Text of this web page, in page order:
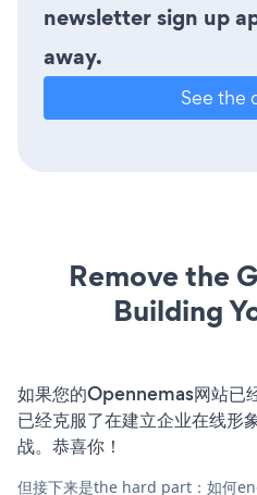
newsletter sign up
away.
See the
Remove the
Building
如果您的Opennemas网站已
已经克服了在建立企业在线形
战。恭喜你！
但接下来是the hard part：如何